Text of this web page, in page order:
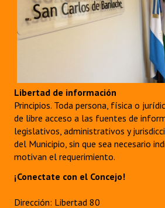
Reconocimientos - Registro
Bariloche, Municipio intercultural
REFORMA DE LA CARTA ORGÁNICA
Libertad de información
Principios. Toda persona, física o
de libre acceso a las fuentes de
legislativos, administrativos y
del Municipio, sin que sea necesario
motivan el requerimiento.
¡Conectate con el Concejo!
Dirección: Libertad 80